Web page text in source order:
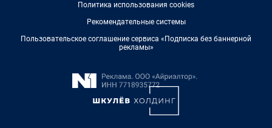
Политика использования cookies
Рекомендательные системы
Пользовательское соглашение сервиса «Подписка без баннерной
рекламы»